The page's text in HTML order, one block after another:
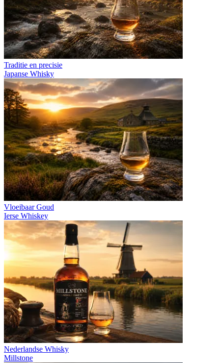
Traditie en precisie
Japanse Whisky
Vloeibaar Goud
Ierse Whiskey
Nederlandse Whisky
Millstone